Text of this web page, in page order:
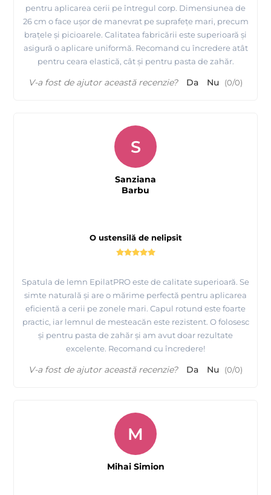
pentru aplicarea cerii pe întregul corp. Dimensiunea de
26 cm o face ușor de manevrat pe suprafețe mari, precum
brațele și picioarele. Calitatea fabricării este superioară și
asigură o aplicare uniformă. Recomand cu încredere atât
pentru ceara elastică, cât și pentru pasta de zahăr.
V-a fost de ajutor această recenzie? Da Nu (0/0)
O ustensilă de nelipsit
Spatula de lemn EpilatPRO este de calitate superioară. Se
simte naturală și are o mărime perfectă pentru aplicarea
eficientă a cerii pe zonele mari. Capul rotund este foarte
practic, iar lemnul de mesteacăn este rezistent. O folosesc
și pentru pasta de zahăr și am avut doar rezultate
excelente. Recomand cu încredere!
S
Sanziana
Barbu
V-a fost de ajutor această recenzie? Da Nu (0/0)
M
Mihai Simion